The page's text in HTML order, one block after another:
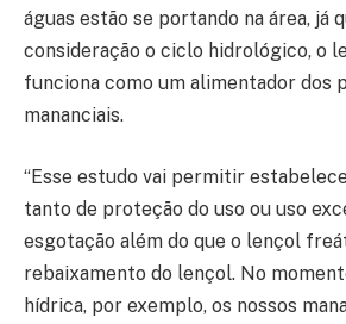
águas estão se portando na área, já
consideração o ciclo hidrológico, o
funciona como um alimentador dos
mananciais.
“Esse estudo vai permitir
tanto de proteção do uso ou uso
esgotação além do que o lençol
rebaixamento do lençol. No
hídrica, por exemplo, os nossos